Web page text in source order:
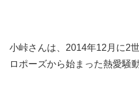
小峠さんは、2014年12月に2
ロポーズから始まった熱愛騒